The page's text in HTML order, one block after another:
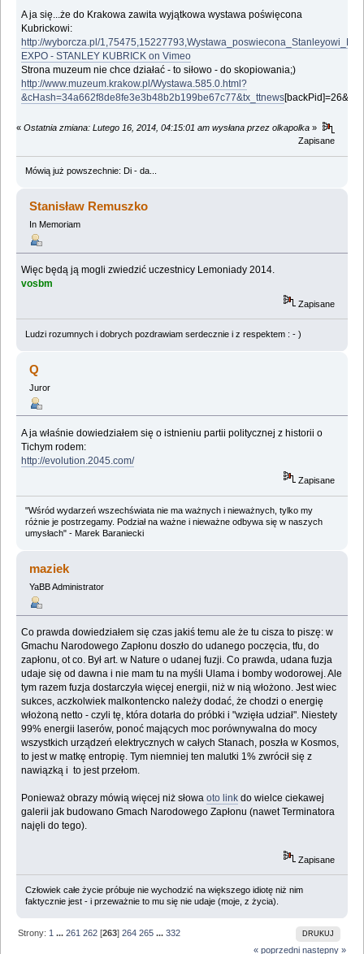
A ja się...że do Krakowa zawita wyjątkowa wystawa poświęcona
Kubrickowi:
http://wyborcza.pl/
EXPO - STANLEY KUBRICK on Vimeo
Strona muzeum nie chce działać - to siłowo - do skopiowania;)
http://www.muzeum.krakow.pl/Wystawa.585.0.html?
&cHash=34a662f8de8fe3e3b48b2b199be67c77&tx_ttnews
« Ostatnia zmiana: Lutego 16, 2014, 04:15:01 am wysłana przez olkapolka »
Zapisane
Mówią już powszechnie: Di - da...
Stanisław Remuszko
In Memoriam
Więc będą ją mogli zwiedzić uczestnicy Lemoniady 2014.
vosbm
Zapisane
Ludzi rozumnych i dobrych pozdrawiam serdecznie i z respektem : - )
Q
Juror
A ja właśnie dowiedziałem się o istnieniu partii politycznej z historii o
Tichym rodem:
http://evolution.2045.com/
Zapisane
"Wśród wydarzeń wszechświata nie ma ważnych i nieważnych, tylko my
różnie je postrzegamy. Podział na ważne i nieważne odbywa się w naszych
umysłach" - Marek Baraniecki
maziek
YaBB Administrator
Co prawda dowiedziałem się czas jakiś temu ale że tu cisza to piszę: w
Gmachu Narodowego Zapłonu doszło do udanego poczęcia, tfu, do
zapłonu, ot co. Był art. w Nature o udanej fuzji. Co prawda, udana fuzja
udaje się od dawna i nie mam tu na myśli Ulama i bomby wodorowej. Ale
tym razem fuzja dostarczyła więcej energii, niż w nią włożono. Jest wiec
sukces, aczkolwiek malkontencko należy dodać, że chodzi o energię
włożoną netto - czyli tę, która dotarła do próbki i "wzięła udział". Niestety
99% energii laserów, ponoć mających moc porównywalna do mocy
wszystkich urządzeń elektrycznych w całych Stanach, poszła w Kosmos,
to jest w matkę entropię. Tym niemniej ten malutki 1% zwrócił się z
nawiązką i to jest przełom.
Ponieważ obrazy mówią więcej niż słowaoto link do wielce ciekawej
galerii jak budowano Gmach Narodowego Zapłonu (nawet Terminatora
najęli do tego).
Zapisane
Człowiek całe życie próbuje nie wychodzić na większego idiotę niż nim
faktycznie jest - i przeważnie to mu się nie udaje (moje, z życia).
DRUKUJ
Strony: 1 ...261 262 [263]264 265 ...332
« poprzedni następny »